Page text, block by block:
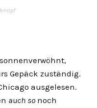
Gepäck zuständig.
ausgelesen.
auch so noch